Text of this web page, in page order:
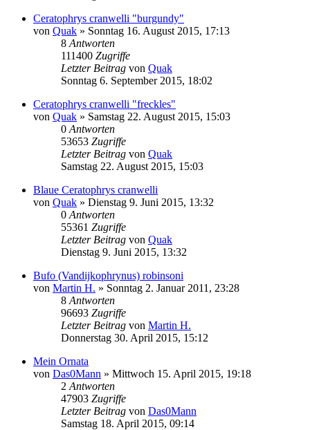
Ceratophrys cranwelli "burgundy"
von Quak » Sonntag 16. August 2015, 17:13
8 Antworten
111400 Zugriffe
Letzter Beitrag von Quak
Sonntag 6. September 2015, 18:02
Ceratophrys cranwelli "freckles"
von Quak » Samstag 22. August 2015, 15:03
0 Antworten
53653 Zugriffe
Letzter Beitrag von Quak
Samstag 22. August 2015, 15:03
Blaue Ceratophrys cranwelli
von Quak » Dienstag 9. Juni 2015, 13:32
0 Antworten
55361 Zugriffe
Letzter Beitrag von Quak
Dienstag 9. Juni 2015, 13:32
Bufo (Vandijkophrynus) robinsoni
von Martin H. » Sonntag 2. Januar 2011, 23:28
8 Antworten
96693 Zugriffe
Letzter Beitrag von Martin H.
Donnerstag 30. April 2015, 15:12
Mein Ornata
von Das0Mann » Mittwoch 15. April 2015, 19:18
2 Antworten
47903 Zugriffe
Letzter Beitrag von Das0Mann
Samstag 18. April 2015, 09:14